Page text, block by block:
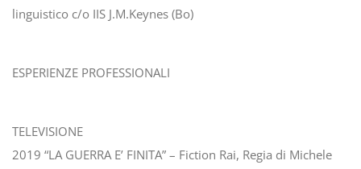
linguistico c/o IIS J.M.Keynes (Bo)
ESPERIENZE PROFESSIONALI
TELEVISIONE
2019 “LA GUERRA E’ FINITA” – Fiction Rai, Regia di Michele